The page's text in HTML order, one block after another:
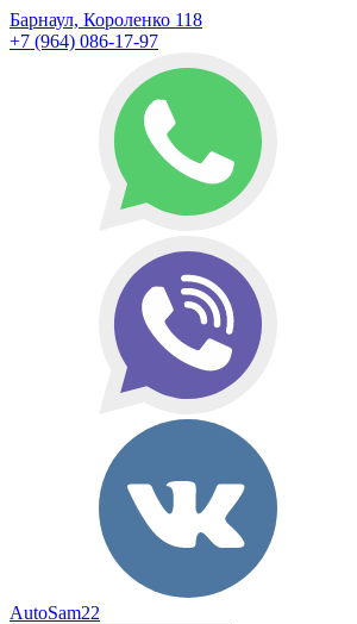
Барнаул, Короленко 118
+7 (964) 086-17-97
AutoSam22